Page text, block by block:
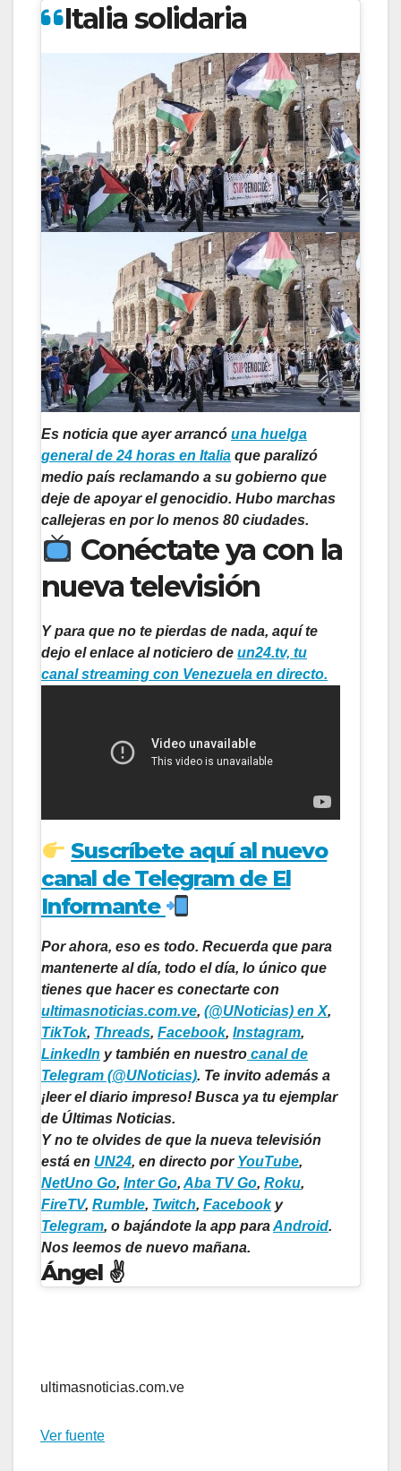
Italia solidaria
Es noticia que ayer arrancó una huelga
general de 24 horas en Italia que paralizó
medio país reclamando a su gobierno que
deje de apoyar el genocidio. Hubo marchas
callejeras en por lo menos 80 ciudades.
Conéctate ya con la
nueva televisión
Y para que no te pierdas de nada, aquí te
dejo el enlace al noticiero de un24.tv, tu
canal streaming con Venezuela en directo.
Suscríbete aquí al nuevo
canal de Telegram de El
Informante
Por ahora, eso es todo. Recuerda que para
mantenerte al día, todo el día, lo único que
tienes que hacer es conectarte con
ultimasnoticias.com.ve, (@UNoticias) en X,
TikTok, Threads, Facebook, Instagram,
LinkedIn y también en nuestro canal de
Telegram (@UNoticias). Te invito además a
¡leer el diario impreso! Busca ya tu ejemplar
de Últimas Noticias.
Y no te olvides de que la nueva televisión
está en UN24, en directo por YouTube,
NetUno Go, Inter Go, Aba TV Go, Roku,
FireTV, Rumble, Twitch, Facebooky
Telegram, o bajándote la app paraAndroid.
Nos leemos de nuevo mañana.
Ángel ✌
ultimasnoticias.com.ve
Ver fuente